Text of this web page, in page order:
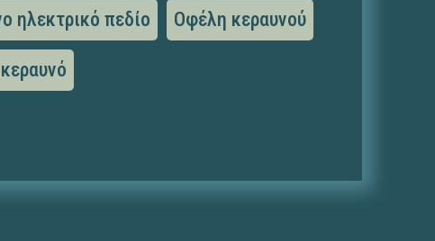
ηλεκτρικό πεδίο Οφέλη κεραυνού